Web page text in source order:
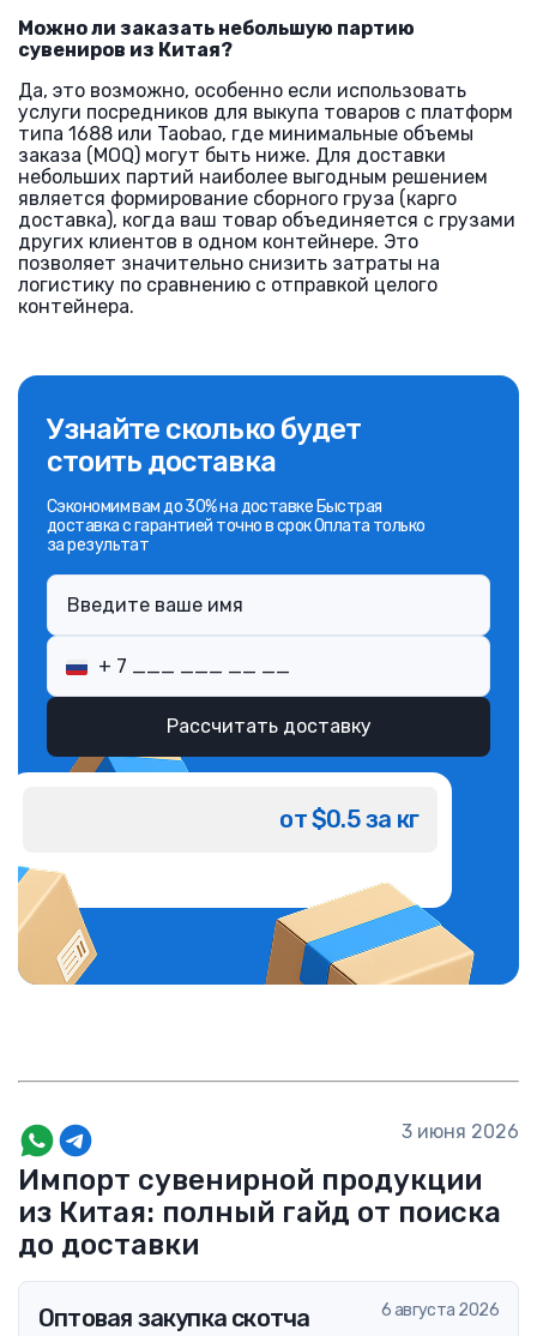
Импорт сувенирной продукции
из Китая: полный гайд от поиска
до доставки
Можно ли заказать небольшую партию
сувениров из Китая?
Да, это возможно, особенно если использовать
услуги посредников для выкупа товаров с платформ
типа 1688 или Taobao, где минимальные объемы
заказа (MOQ) могут быть ниже. Для доставки
небольших партий наиболее выгодным решением
является формирование сборного груза (карго
доставка), когда ваш товар объединяется с грузами
других клиентов в одном контейнере. Это
позволяет значительно снизить затраты на
логистику по сравнению с отправкой целого
контейнера.
Узнайте сколько будет
стоить доставка
Сэкономим вам до 30% на доставке Быстрая
доставка с гарантией точно в срок Оплата только
за результат
Рассчитать доставку
от $0.5 за кг
3 июня 2026
Оптовая закупка скотча
6 августа 2026